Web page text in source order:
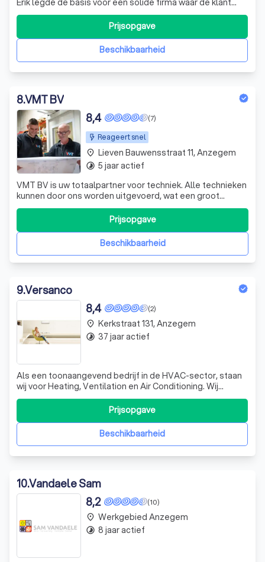
centraal staat. In 1994 kwamen zijn zonen Jo en Bruno
mee in de zaak en onder hun impuls groeide de firma
verder uit tot een bepalende speler binnen de
installatiewereld. Een verbredi
Beschikbaarheid
Prijsopgave
8.VMT BV
Reageert snel
(7)
8,4
VMT BV is uw totaalpartner voor techniek. Alle technieken
kunnen door ons worden uitgevoerd, wat een groot
voordeel oplevert naar uitvoeringstermijnen toe (o.a. geen
tijdverlies door extra afspraken te moeten maken met
andere partijen enz…). Hoogwaardige afwerking door ons
ervaren team en correcteBeschikbaarheid
Prijsopgave
place Lieven Bauwensstraat 11, Anzegem
timelapse 5 jaar actief
9.Versanco
(2)
8,4
Als een toonaangevend bedrijf in de HVAC-sector, staan
wij voor Heating, Ventilation en Air Conditioning. Wij
regelen het klimaat binnen uw woning of gebouw met
onze geavanceerde HVAC-installaties. Onze diensten
omvatten het verwarmen van uw ruimte, het zorgen voor
frisse lucht van buiten en het koe
Beschikbaarheid
Prijsopgave
place Kerkstraat 131, Anzegem
timelapse 37 jaar actief
10.Vandaele Sam
(10)
8,2
place Werkgebied Anzegem
timelapse 8 jaar actief